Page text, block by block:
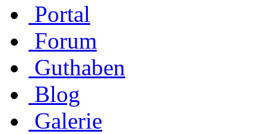
Portal
Forum
Guthaben
Blog
Galerie